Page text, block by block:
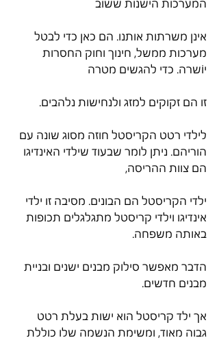
המערכות הישנות ששוב
אינן משרתות אותנו. הם כאן כדי לבטל
מערכות ממשל, חינוך וחוק החסרות
יוֹשרה. כדי להגשים מטרה
זו הם זקוקים למזג ולנחישות נלהבים.
לילדי רטט הקריסטל חוזה מסוג שונה עם
הוריהם. ניתן לומר שבעוד שילדי האינדיגו
הם צוות ההריסה,
ילדי הקריסטל הם הבונים. מסיבה זו ילדי
אינדיגו וילדי קריסטל מתגלגלים תכופות
באותה משפחה.
הדבר מאפשר סילוק מבנים ישנים ובניית
מבנים חדשים.
אך ילד קריסטל הוא ישות בעלת רטט
גבוה מאוד, ומשימת הנשמה שלו כוללת